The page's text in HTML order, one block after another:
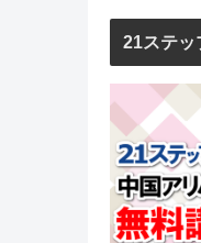
21ステッ